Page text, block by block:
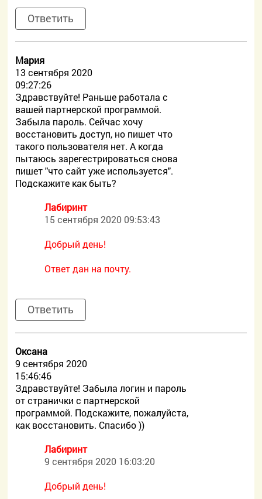
Ответить
Мария
13 сентября 2020
09:27:26
Здравствуйте! Раньше работала с
вашей партнерской программой.
Забыла пароль. Сейчас хочу
восстановить доступ, но пишет что
такого пользователя нет. А когда
пытаюсь зарегестрироваться снова
пишет "что сайт уже используется".
Подскажите как быть?
Лабиринт
15 сентября 2020 09:53:43
Добрый день!
Ответ дан на почту.
Ответить
Оксана
9 сентября 2020
15:46:46
Здравствуйте! Забыла логин и пароль
от странички с партнерской
программой. Подскажите, пожалуйста,
как восстановить. Спасибо ))
Лабиринт
9 сентября 2020 16:03:20
Добрый день!